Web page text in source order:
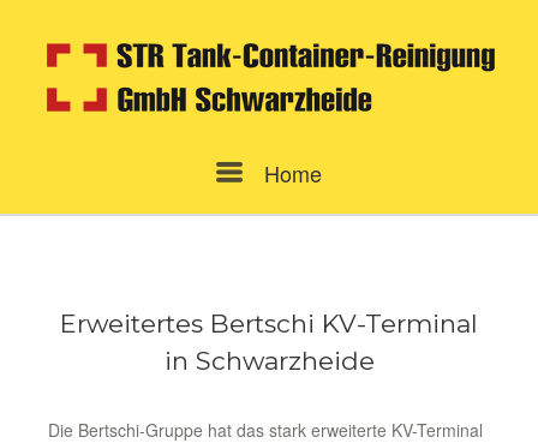
content
Home
Erweitertes Bertschi KV-Terminal
in Schwarzheide
Die Bertschi-Gruppe hat das stark erweiterte KV-Terminal